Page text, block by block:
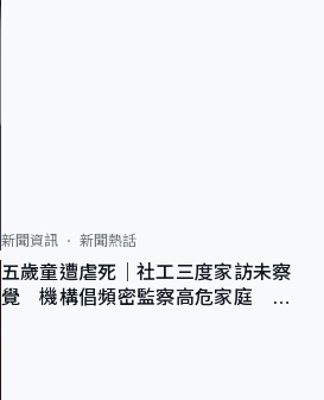
新聞資訊 新聞熱話
五歲童遭虐死｜社工三度家訪未察
覺 機構倡頻密監察高危家庭 管